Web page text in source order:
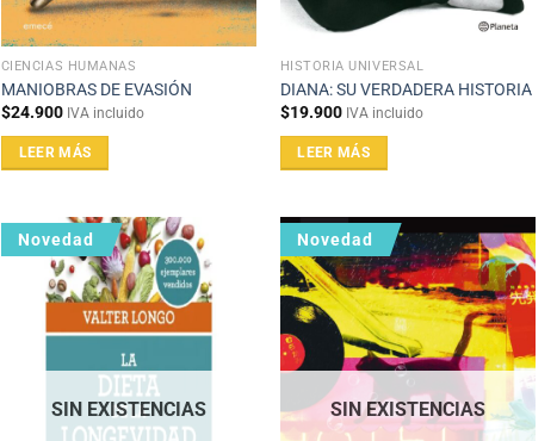
CIENCIAS HUMANAS
MANIOBRAS DE EVASIÓN
$24.900 IVA incluido
LEER MÁS
HISTORIA UNIVERSAL
DIANA: SU VERDADERA HISTORIA
$19.900 IVA incluido
LEER MÁS
Novedad
SIN EXISTENCIAS
Novedad
SIN EXISTENCIAS